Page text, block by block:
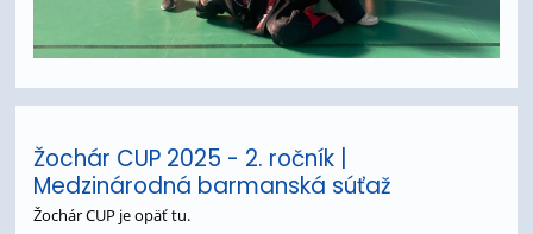
Žochár CUP 2025 - 2. ročník |
Medzinárodná barmanská súťaž
Žochár CUP je opäť tu.